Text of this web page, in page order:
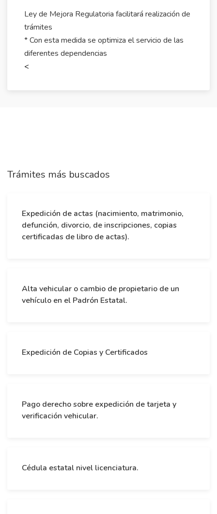
Ley de Mejora Regulatoria facilitará realización de
trámites
* Con esta medida se optimiza el servicio de las
diferentes dependencias
<
Trámites más buscados
Expedición de actas (nacimiento, matrimonio,
defunción, divorcio, de inscripciones, copias
certificadas de libro de actas).
Alta vehicular o cambio de propietario de un
vehículo en el Padrón Estatal.
Expedición de Copias y Certificados
Pago derecho sobre expedición de tarjeta y
verificación vehicular.
Cédula estatal nivel licenciatura.